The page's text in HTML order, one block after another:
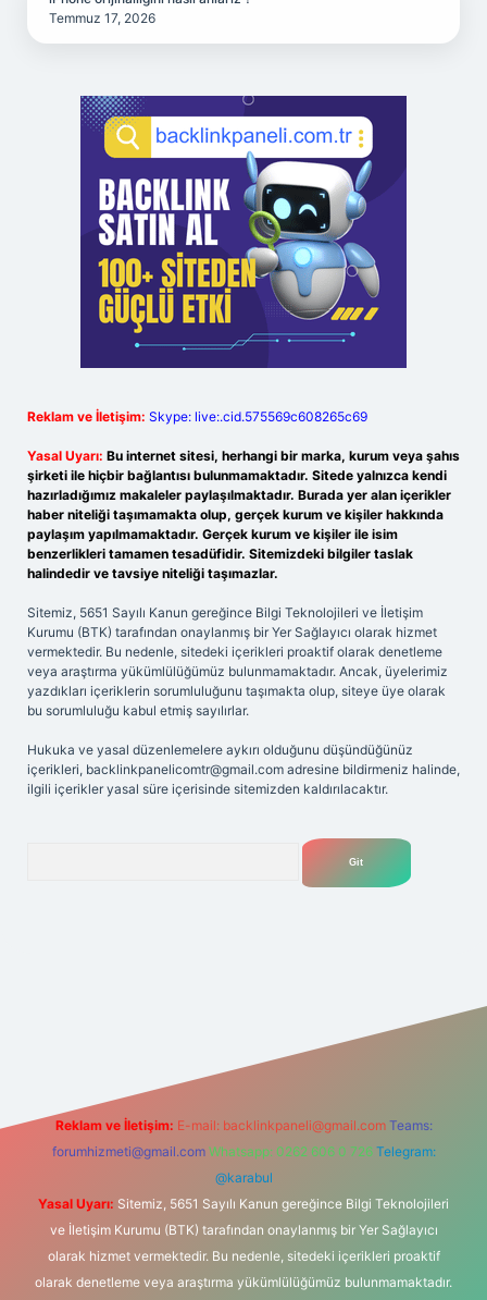
Temmuz 17, 2026
Reklam ve İletişim: Skype: live:.cid.575569c608265c69
Yasal Uyarı: Bu internet sitesi, herhangi bir marka, kurum veya şahıs
şirketi ile hiçbir bağlantısı bulunmamaktadır. Sitede yalnızca kendi
hazırladığımız makaleler paylaşılmaktadır. Burada yer alan içerikler
haber niteliği taşımamakta olup, gerçek kurum ve kişiler hakkında
paylaşım yapılmamaktadır. Gerçek kurum ve kişiler ile isim
benzerlikleri tamamen tesadüfidir. Sitemizdeki bilgiler taslak
halindedir ve tavsiye niteliği taşımazlar.
Sitemiz, 5651 Sayılı Kanun gereğince Bilgi Teknolojileri ve İletişim
Kurumu (BTK) tarafından onaylanmış bir Yer Sağlayıcı olarak hizmet
vermektedir. Bu nedenle, sitedeki içerikleri proaktif olarak denetleme
veya araştırma yükümlülüğümüz bulunmamaktadır. Ancak, üyelerimiz
yazdıkları içeriklerin sorumluluğunu taşımakta olup, siteye üye olarak
bu sorumluluğu kabul etmiş sayılırlar.
Hukuka ve yasal düzenlemelere aykırı olduğunu düşündüğünüz
içerikleri, backlinkpanelicomtr@gmail.com adresine bildirmeniz halinde,
ilgili içerikler yasal süre içerisinde sitemizden kaldırılacaktır.
Reklam ve İletişim: E-mail: backlinkpaneli@gmail.com Teams:
forumhizmeti@gmail.com Whatsapp: 0262 606 0 726 Telegram:
@karabul
Yasal Uyarı: Sitemiz, 5651 Sayılı Kanun gereğince Bilgi Teknolojileri
ve İletişim Kurumu (BTK) tarafından onaylanmış bir Yer Sağlayıcı
olarak hizmet vermektedir. Bu nedenle, sitedeki içerikleri proaktif
olarak denetleme veya araştırma yükümlülüğümüz bulunmamaktadır.